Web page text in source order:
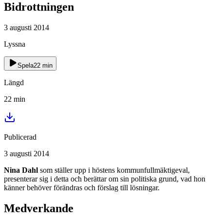
Bidrottningen
3 augusti 2014
Lyssna
Spela22 min
Längd
22 min
Publicerad
3 augusti 2014
Nina Dahl som ställer upp i höstens kommunfullmäktigeval,
presenterar sig i detta och berättar om sin politiska grund, vad hon
känner behöver förändras och förslag till lösningar.
Medverkande